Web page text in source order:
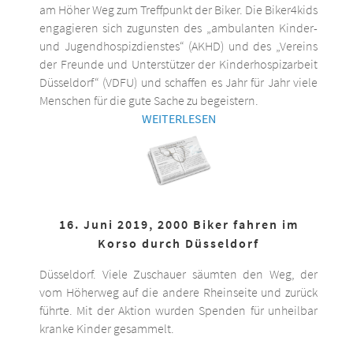
am Höher Weg zum Treffpunkt der Biker. Die Biker4kids
engagieren sich zugunsten des „ambulanten Kinder-
und Jugendhospizdienstes“ (AKHD) und des „Vereins
der Freunde und Unterstützer der Kinderhospizarbeit
Düsseldorf“ (VDFU) und schaffen es Jahr für Jahr viele
Menschen für die gute Sache zu begeistern.
WEITERLESEN
16. Juni 2019, 2000 Biker fahren im
Korso durch Düsseldorf
Düsseldorf. Viele Zuschauer säumten den Weg, der
vom Höherweg auf die andere Rheinseite und zurück
führte. Mit der Aktion wurden Spenden für unheilbar
kranke Kinder gesammelt.